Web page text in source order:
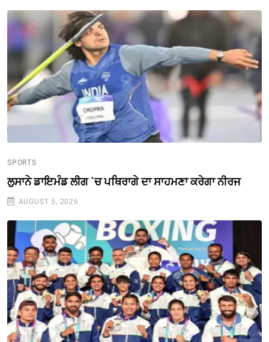
SPORTS
ਲੁਸਾਨੇ ਡਾਇਮੰਡ ਲੀਗ `ਚ ਪਥਿਰਾਗੇ ਦਾ ਸਾਹਮਣਾ ਕਰੇਗਾ ਨੀਰਜ
AUGUST 5, 2026